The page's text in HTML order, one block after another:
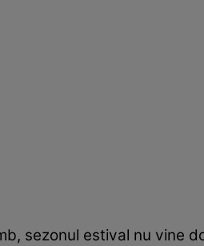
sezonul estival nu vine